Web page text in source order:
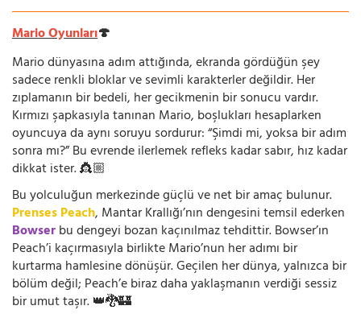
Mario Oyunları🍄
Mario dünyasına adım attığında, ekranda gördüğün şey
sadece renkli bloklar ve sevimli karakterler değildir. Her
zıplamanın bir bedeli, her gecikmenin bir sonucu vardır.
Kırmızı şapkasıyla tanınan Mario, boşlukları hesaplarken
oyuncuya da aynı soruyu sordurur: “Şimdi mi, yoksa bir adım
sonra mı?” Bu evrende ilerlemek refleks kadar sabır, hız kadar
dikkat ister. 👸🏼
Bu yolculuğun merkezinde güçlü ve net bir amaç bulunur.
Prenses Peach, Mantar Krallığı’nın dengesini temsil ederken
Bowserbu dengeyi bozan kaçınılmaz tehdittir. Bowser’ın
Peach’i kaçırmasıyla birlikte Mario’nun her adımı bir
kurtarma hamlesine dönüşür. Geçilen her dünya, yalnızca bir
bölüm değil; Peach’e biraz daha yaklaşmanın verdiği sessiz
bir umut taşır. 👑🐉🏰